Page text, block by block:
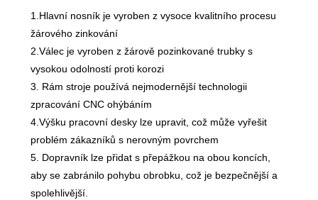
1.Hlavní nosník je vyroben z vysoce kvalitního procesu
žárového zinkování
2.Válec je vyroben z žárově pozinkované trubky s
vysokou odolností proti korozi
3. Rám stroje používá nejmodernější technologii
zpracování CNC ohýbáním
4.Výšku pracovní desky lze upravit, což může vyřešit
problém zákazníků s nerovným povrchem
5. Dopravník lze přidat s přepážkou na obou koncích,
aby se zabránilo pohybu obrobku, což je bezpečnější a
spolehlivější.